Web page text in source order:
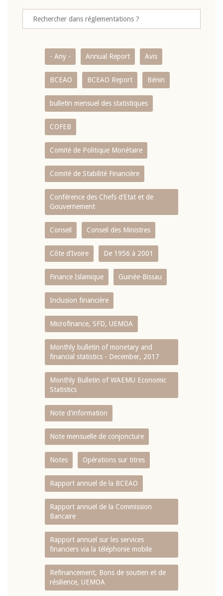
- Any - Annual Report Avis
BCEAO BCEAO Report Bénin
bulletin mensuel des statistiques
COFEB
Comité de Politique Monétaire
Comité de Stabilité Financière
Conférence des Chefs d’Etat et de
Gouvernement
Conseil Conseil des Ministres
Côte d’Ivoire De 1956 à 2001
Finance Islamique Guinée-Bissau
Inclusion financière
Microfinance, SFD, UEMOA
Monthly bulletin of monetary and
financial statistics - December, 2017
Monthly Bulletin of WAEMU Economic
Statistics
Note d'information
Note mensuelle de conjoncture
Notes Opérations sur titres
Rapport annuel de la BCEAO
Rapport annuel de la Commission
Bancaire
Rapport annuel sur les services
financiers via la téléphonie mobile
Refinancement, Bons de soutien et de
résilience, UEMOA